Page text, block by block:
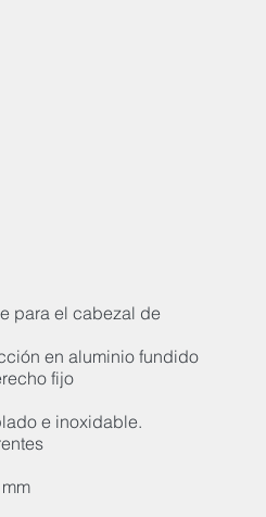
para el cabezal de
en aluminio fundido
fijo
e inoxidable.